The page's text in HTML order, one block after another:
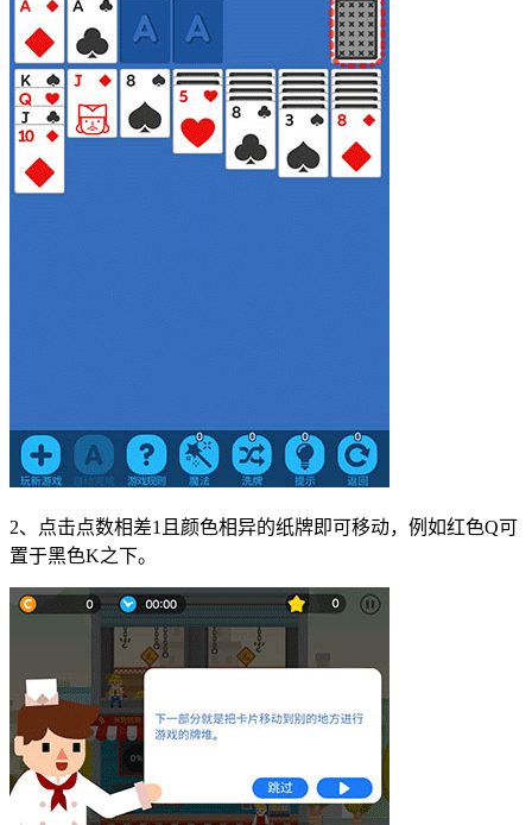
2、点击点数相差1且颜色相异的纸牌即可移动，例如红色Q可
置于黑色K之下。